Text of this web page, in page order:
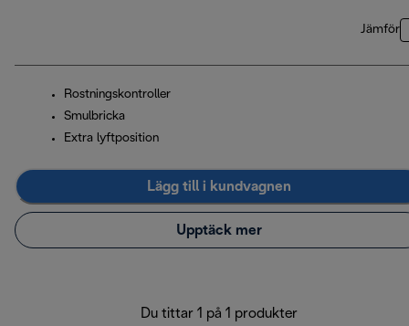
Jämför
Rostningskontroller
Smulbricka
Extra lyftposition
Lägg till i kundvagnen
Upptäck mer
Du tittar 1 på 1 produkter